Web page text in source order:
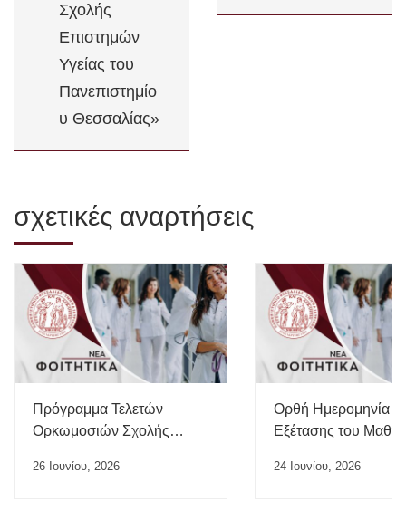
Σχολής
Επιστημών
Υγείας του
Πανεπιστημίο
υ Θεσσαλίας»
σχετικές αναρτήσεις
Πρόγραμμα Τελετών
Ορκωμοσιών Σχολής
Ιούλιος 2026
26 Ιουνίου, 2026
Ορθή Ημερομηνία
Εξέτασης του
24 Ιουνίου, 2026